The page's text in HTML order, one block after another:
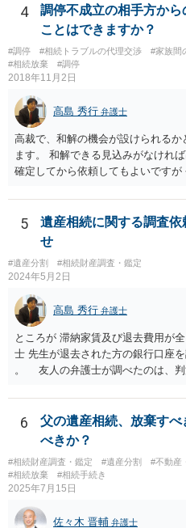
行等に照会をかけることになるで
でいなければ市役所ないし区役所
かる戸籍一式を揃えてもちこみ、
分かると思います。遺産分割協議
てしまっている場合は、住所などに
すが、現代では、各々が自由に価格
はお示しできません。ただし、かつ
報酬基準を踏まえて価格設定して
ので、それが一応の目安となるでし
4
調停不成立の相手方か
ことはできますか？
#調停 #相続トラブルの代理交渉 #家族間
#相続放棄
#調停
2018年11月2日
高島 秀行 弁護士
高裁で、和解の機会が設けられる
ます。 和解できる見込みがなけれ
確定してから依頼してもよいです
5
遺産相続に関する調査
せ
#遺産分割 #相続財産調査・鑑定
2024年5月2日
高島 秀行 弁護士
ところが 滞納家賃及び退去費用が
士 先生が退去された方の銀行口座
。 友人の弁護士が調べたのは、
預金の入出金履歴を調べたわけで
や目的も異なりますし、開示の内
6
父の遺産相続、放棄す
べきか？
#相続財産調査・鑑定 #遺産分割 #不動産
#相続放棄
#相続手続き
2025年7月15日
佐々木 晋輔 弁護士